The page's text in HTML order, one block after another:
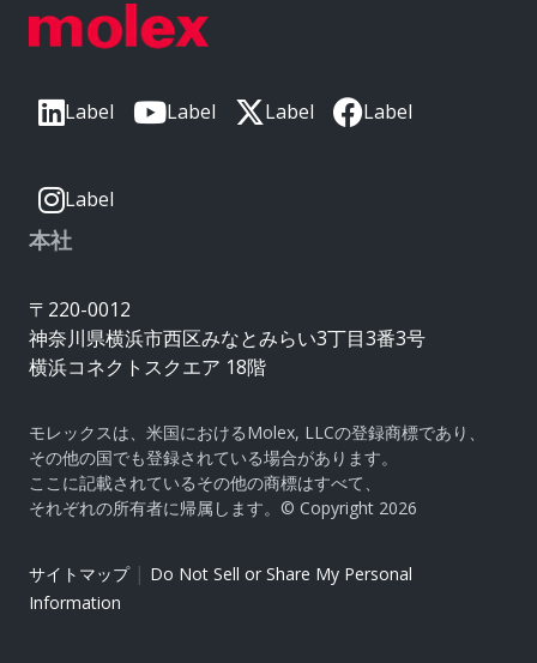
Label Label Label Label
Label
本社
〒220-0012
神奈川県横浜市西区みなとみらい3丁目3番3号
横浜コネクトスクエア 18階
モレックスは、米国におけるMolex, LLCの登録商標であり、
その他の国でも登録されている場合があります。
ここに記載されているその他の商標はすべて、
それぞれの所有者に帰属します。© Copyright 2026
サイトマップ| Do Not Sell or Share My Personal
Information